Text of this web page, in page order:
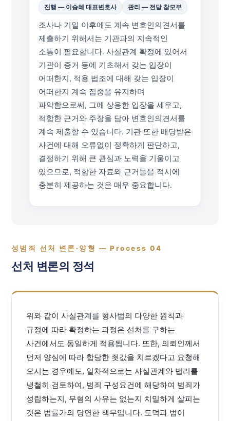
진행 — 이승혜 대표변호사 관리 — 전담 참모부
조사나 기일 이후에도 계속 변호인의견서를
제출하기 위해서는 기관과의 지속적인
소통이 필요합니다. 사실관계 확정에 있어서
기관이 증거 등에 기초해서 갖는 입장이
어떠한지, 적용 법조에 대해 갖는 입장이
어떠한지 계속 집중을 유지하며
파악함으로써, 그에 상응한 입장을 세우고,
적합한 근거와 주장을 담아 변호인의견서를
계속 제출할 수 있습니다. 기관 또한 배당받은
사건에 대해 오류없이 정확하게 판단하고,
결정하기 위해 큰 관심과 노력을 기울이고
있으므로, 적합한 자료와 근거들을 적시에
충분히 제공하는 것은 매우 중요합니다.
성범죄 선처 변론·양형 — Process 04
선처 변론의 정석
위와 같이 사실관계를 형사법의 다양한 원칙과
규정에 따라 확정하는 과정은 선처를 구하는
사건에서도 동일하게 적용됩니다. 또한, 의뢰인께서
먼저 양심에 따라 합당한 죗값을 치르겠다고 요청해
오시는 경우에도, 일차적으로는 사실관계와 법리를
냉철히 검토하여, 범죄 구성요건에 해당하여 범죄가
성립하는지, 무혐의 사유는 없는지 치밀하게 살피는
것은 법률가의 당연한 책무입니다. 도덕과 법이